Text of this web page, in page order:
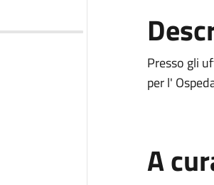
Presso gli
per l'
A